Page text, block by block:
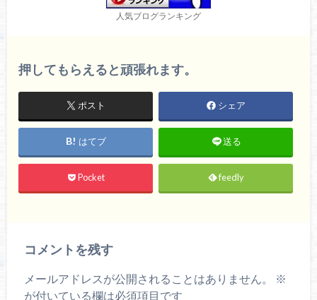
人気ブログランキング
押してもらえると頑張れます。
ポスト シェア
はてブ 送る
Pocket feedly
コメントを残す
メールアドレスが公開されることはありません。
※
が付いている欄は必須項目です